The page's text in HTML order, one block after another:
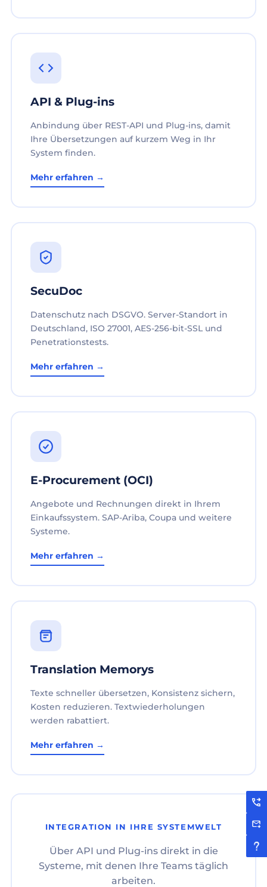
API & Plug-ins
Anbindung über REST-API und Plug-ins, damit
Ihre Übersetzungen auf kurzem Weg in Ihr
System finden.
Mehr erfahren →
SecuDoc
Datenschutz nach DSGVO. Server-Standort in
Deutschland, ISO 27001, AES-256-bit-SSL und
Penetrationstests.
Mehr erfahren →
E-Procurement (OCI)
Angebote und Rechnungen direkt in Ihrem
Einkaufssystem. SAP-Ariba, Coupa und weitere
Systeme.
Mehr erfahren →
Translation Memorys
Texte schneller übersetzen, Konsistenz sichern,
Kosten reduzieren. Textwiederholungen
werden rabattiert.
Mehr erfahren →
INTEGRATION IN IHRE SYSTEMWELT
Über API und Plug-ins direkt in die
Systeme, mit denen Ihre Teams täglich
arbeiten.